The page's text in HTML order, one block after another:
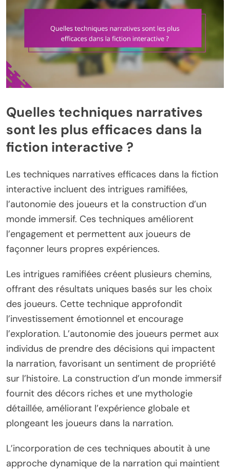
Quelles techniques narratives
sont les plus efficaces dans la
fiction interactive ?
Les techniques narratives efficaces dans la fiction
interactive incluent des intrigues ramifiées,
l’autonomie des joueurs et la construction d’un
monde immersif. Ces techniques améliorent
l’engagement et permettent aux joueurs de
façonner leurs propres expériences.
Les intrigues ramifiées créent plusieurs chemins,
offrant des résultats uniques basés sur les choix
des joueurs. Cette technique approfondit
l’investissement émotionnel et encourage
l’exploration. L’autonomie des joueurs permet aux
individus de prendre des décisions qui impactent
la narration, favorisant un sentiment de propriété
sur l’histoire. La construction d’un monde immersif
fournit des décors riches et une mythologie
détaillée, améliorant l’expérience globale et
plongeant les joueurs dans la narration.
L’incorporation de ces techniques aboutit à une
approche dynamique de la narration qui maintient